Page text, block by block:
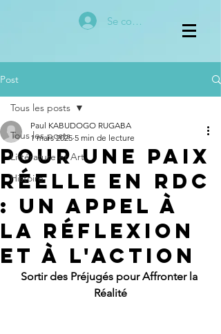
Se connecter
Post
Tous les posts
Littérature et Art
Histoire
Tous les posts
Pour une Paix
Réelle en RDC
: Un Appel à
la Réflexion
et à l'Action
Paul KABUDOGO RUGABA
1 mars 2025 5 min de lecture
Sortir des Préjugés pour Affronter la
Réalité